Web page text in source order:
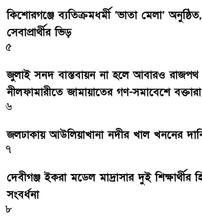
কিশোরগঞ্জে ব্যতিক্রমধর্মী ‘ভাতা মেলা’
সেবাপ্রার্থীর ভিড়
৫
জুলাই সনদ বাস্তবায়ন না হলে আবারও রাজপথ
নীলফামারীতে জামায়াতের গণ-সমাবেশে বক্তারা
৬
জলঢাকায় আউলিয়াখানা নদীর খাল খননের
৭
দেবীগঞ্জ ইকরা মডেল মাদ্রাসার দুই
সংবর্ধনা
৮